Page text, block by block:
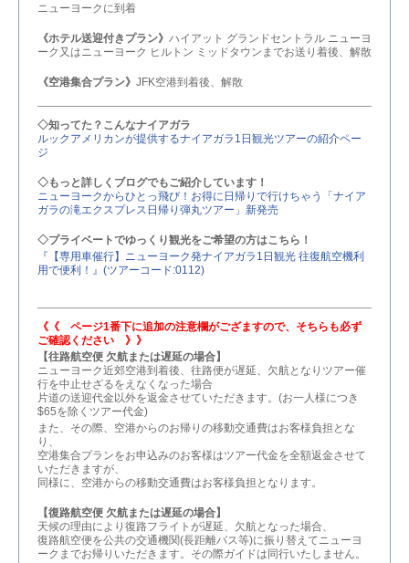
ニューヨークに到着
《ホテル送迎付きプラン》 ハイアット グランドセントラル ニューヨ
ーク又はニューヨーク ヒルトン ミッドタウンまでお送り着後、解散
《空港集合プラン》 JFK空港到着後、解散
◇知ってた？こんなナイアガラ
ルックアメリカンが提供するナイアガラ1日観光ツアーの紹介ペー
ジ
◇もっと詳しくブログでもご紹介しています！
ニューヨークからひとっ飛び！お得に日帰りで行けちゃう「ナイア
ガラの滝エクスプレス日帰り弾丸ツアー」新発売
◇プライベートでゆっくり観光をご希望の方はこちら！
『【専用車催行】ニューヨーク発ナイアガラ1日観光 往復航空機利
用で便利！』(ツアーコード:0112)
《《 ページ1番下に追加の注意欄がござますので、そちらも必ず
ご確認ください 》》
【往路航空便 欠航または遅延の場合】
ニューヨーク近郊空港到着後、往路便が遅延、欠航となりツアー催
行を中止せざるをえなくなった場合
片道の送迎代金以外を返金させていただきます。(お一人様につき
$65を除くツアー代金)
また、その際、空港からのお帰りの移動交通費はお客様負担とな
り、
空港集合プランをお申込みのお客様はツアー代金を全額返金させて
いただきますが、
同様に、空港からの移動交通費はお客様負担となります。
【復路航空便 欠航または遅延の場合】
天候の理由により復路フライトが遅延、欠航となった場合、
復路航空便を公共の交通機関(長距離バス等)に振り替えてニューヨ
ークまでお帰りいただきます。その際ガイドは同行いたしません。